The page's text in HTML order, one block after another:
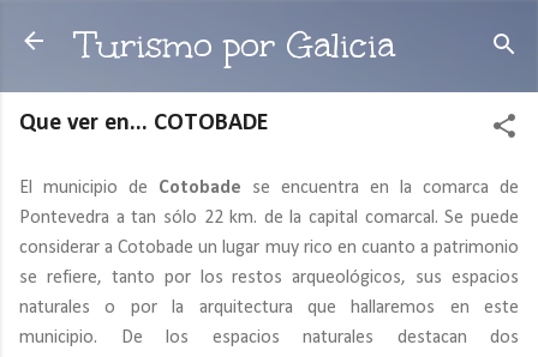
Ir al contenido principal
Turismo por Galicia
Que ver en... COTOBADE
El municipio de Cotobade se encuentra en la comarca de
Pontevedra a tan sólo 22 km. de la capital comarcal. Se puede
considerar a Cotobade un lugar muy rico en cuanto a patrimonio
se refiere, tanto por los restos arqueológicos, sus espacios
naturales o por la arquitectura que hallaremos en este
municipio. De los espacios naturales destacan dos